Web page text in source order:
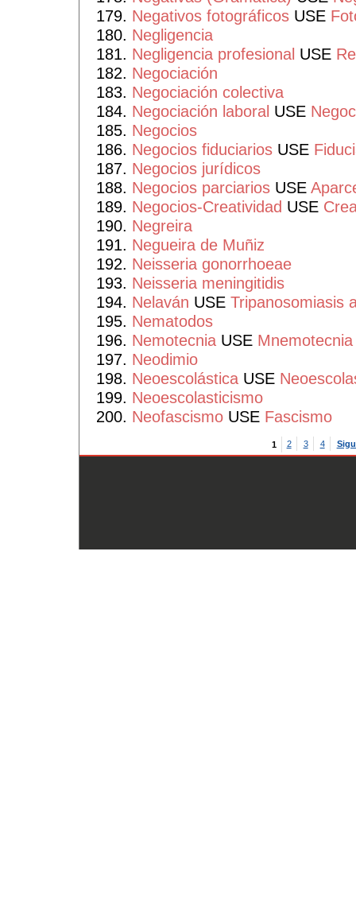
Negativos fotográficosUSE
Negligencia
Negligencia profesional USE
Negociación
Negociación colectiva
Negociación laboral USE
Negocios
Negocios fiduciariosUSE
Negocios jurídicos
Negocios parciariosUSE
Negocios-Creatividad USE
Negreira
Negueira de Muñiz
Neisseria gonorrhoeae
Neisseria meningitidis
Nelaván USE Tripanosomiasis
Nematodos
Nemotecnia USE Mnemotecnia
Neodimio
Neoescolástica USE
Neoescolasticismo
NeofascismoUSE Fascismo
1 2 3 4